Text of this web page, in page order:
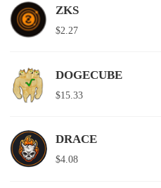
ZKS
$2.27
DOGECUBE
$15.33
DRACE
$4.08